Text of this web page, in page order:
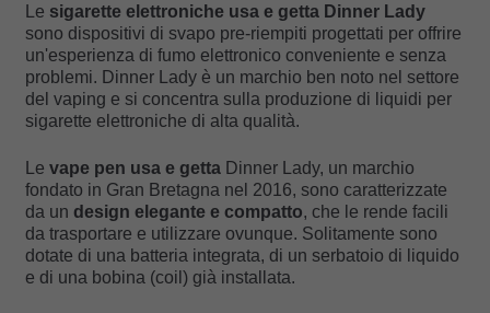
Le sigarette elettroniche usa e getta Dinner Lady
sono dispositivi di svapo pre-riempiti progettati per offrire
un'esperienza di fumo elettronico conveniente e senza
problemi. Dinner Lady è un marchio ben noto nel settore
del vaping e si concentra sulla produzione di liquidi per
sigarette elettroniche di alta qualità.
Le vape pen usa e gettaDinner Lady, un marchio
fondato in Gran Bretagna nel 2016, sono caratterizzate
da un design elegante e compatto, che le rende facili
da trasportare e utilizzare ovunque. Solitamente sono
dotate di una batteria integrata, di un serbatoio di liquido
e di una bobina (coil) già installata.